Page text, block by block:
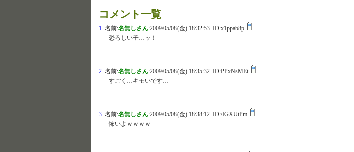
コメント一覧
1 名前:名無しさん:2009/05/08(金) 18:32:53 ID:x1ppab8p
恐ろしい子…ッ！
2 名前:名無しさん:2009/05/08(金) 18:35:32 ID:PPxNsMEt
すごく…キモいです…
3 名前:名無しさん:2009/05/08(金) 18:38:12 ID:/IGXUtPm
怖いよｗｗｗｗ